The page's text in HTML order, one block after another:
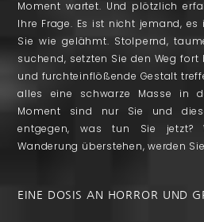
Moment wartet. Und plötzlich
Ihre Frage. Es ist nicht jemand, es
Sie wie gelähmt. Stolpernd,
suchend, setzten Sie den Weg
und furchteinflößende Gestalt
alles eine schwarze Masse in
Moment sind nur Sie und
entgegen, was tun Sie jetzt?
Wanderung überstehen, werden
EINE DOSIS AN HORROR UND